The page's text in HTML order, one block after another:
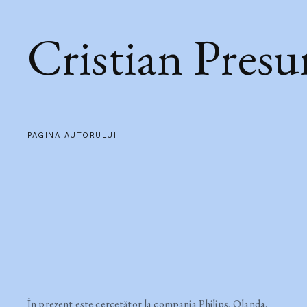
Cristian
PAGINA AUTORULUI
În prezent este cercetător la compania Philips, Olanda.